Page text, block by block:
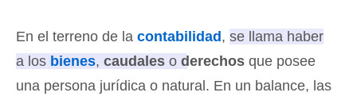
En el terreno de la contabilidad, se llama haber
a los bienes, caudales o derechos que posee
una persona jurídica o natural. En un balance, las